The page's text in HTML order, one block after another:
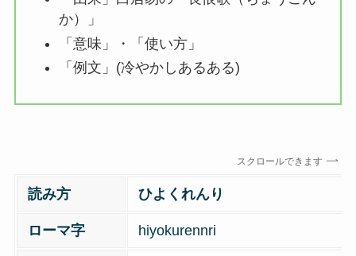
か）」
「意味」・「使い方」
「例文」(冷やかしあるある)
スクロールできます
読み方 ひよくれんり
ローマ字 hiyokurennri